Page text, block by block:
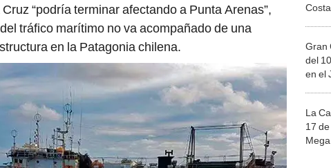
“podría terminar afectando a Punta Arenas”,
tráfico marítimo no va acompañado de una
en la Patagonia chilena.
Gran
del
en el
La
17